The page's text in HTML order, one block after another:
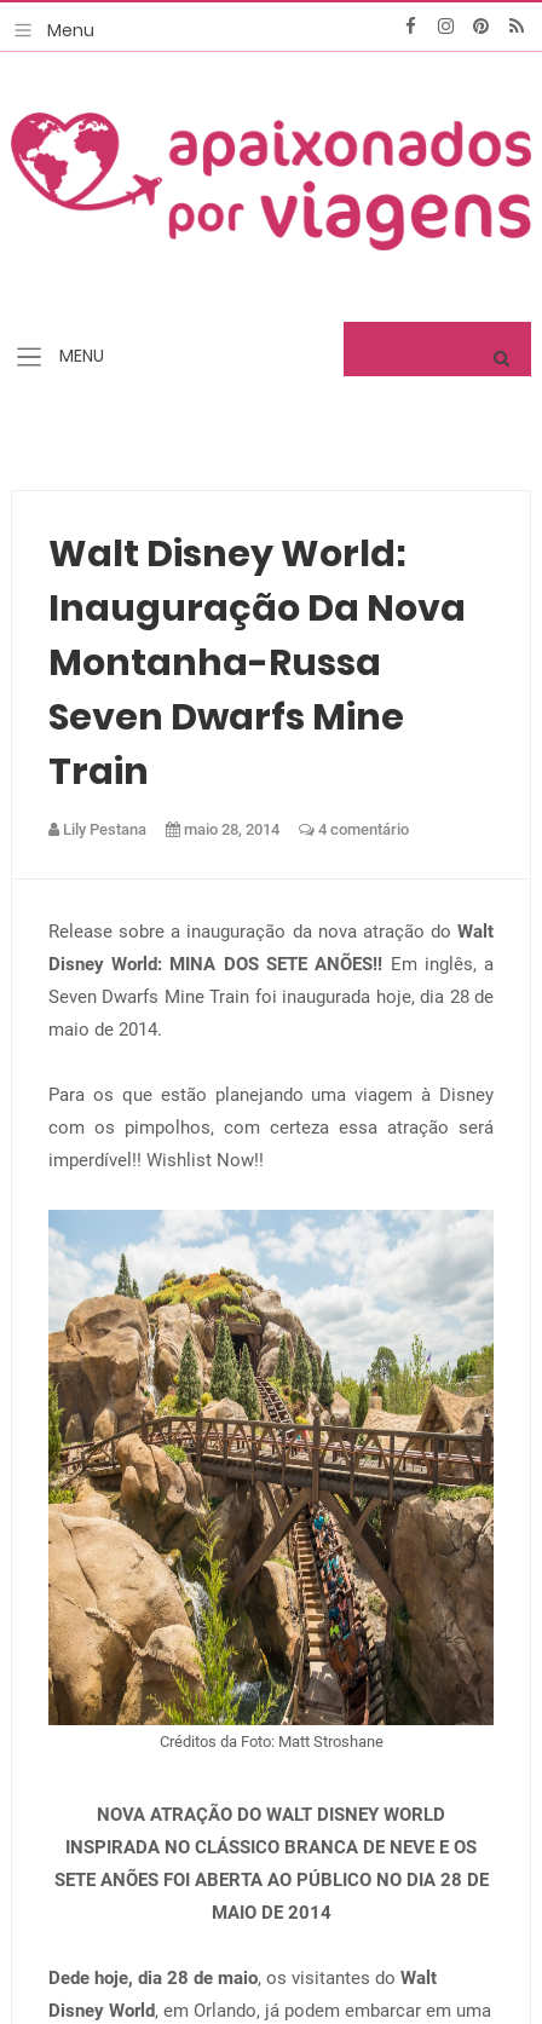
Walt Disney World:
Inauguração Da Nova
Montanha-Russa
Seven Dwarfs Mine
Train
Lily Pestana maio 28, 2014 4 comentário
Release sobre a inauguração da nova atração doWalt
Disney World: MINA DOS SETE ANÕES!! Em inglês, a
Seven Dwarfs Mine Train foi inaugurada hoje, dia 28 de
maio de 2014.
Para os que estão planejando uma viagem à Disney
com os pimpolhos, com certeza essa atração será
imperdível!! Wishlist Now!!
Créditos da Foto: Matt Stroshane
NOVA ATRAÇÃO DO WALT DISNEY WORLD
INSPIRADA NO CLÁSSICO BRANCA DE NEVE E OS
SETE ANÕES FOI ABERTA AO PÚBLICO NO DIA 28 DE
MAIO DE 2014
Dede hoje, dia 28 de maio, os visitantes do Walt
Disney World, em Orlando, já podem embarcar em uma